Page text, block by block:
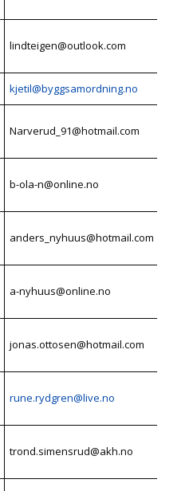
lindteigen@outlook.com
kjetil@byggsamordning.no
Narverud_91@hotmail.com
b-ola-n@online.no
anders_nyhuus@hotmail.com
a-nyhuus@online.no
jonas.ottosen@hotmail.com
rune.rydgren@live.no
trond.simensrud@akh.no